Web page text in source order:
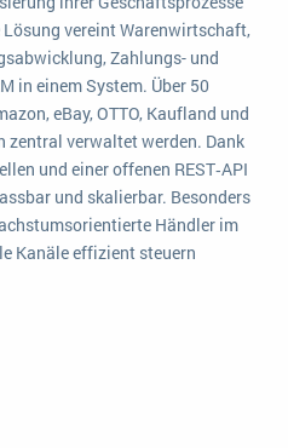
es zu beachten gilt
ERP: Was muss man wissen?
oder FSM-System: clever und effizient
vereint Warenwirtschaft,
Zahlungs- und
in einem System. Über 50
eBay, OTTO, Kaufland und
zentral verwaltet werden. Dank
und einer offenen REST‑API
und skalierbar. Besonders
Händler im
Kanäle effizient steuern